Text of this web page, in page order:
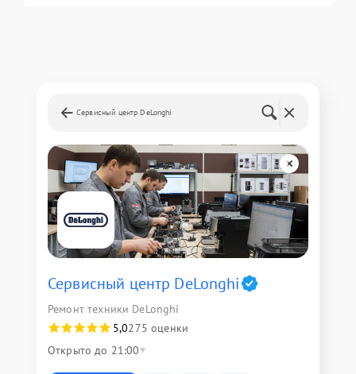
Сервисный центр DeLonghi
Сервисный центр DeLonghi
Ремонт техники DeLonghi
5,0275 оценки
Открыто до 21:00